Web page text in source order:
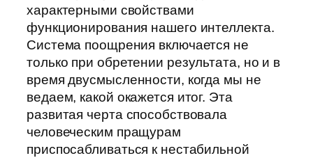
характерными свойствами
функционирования нашего интеллекта.
Система поощрения включается не
только при обретении результата, но и в
время двусмысленности, когда мы не
ведаем, какой окажется итог. Эта
развитая черта способствовала
человеческим пращурам
приспосабливаться к нестабильной